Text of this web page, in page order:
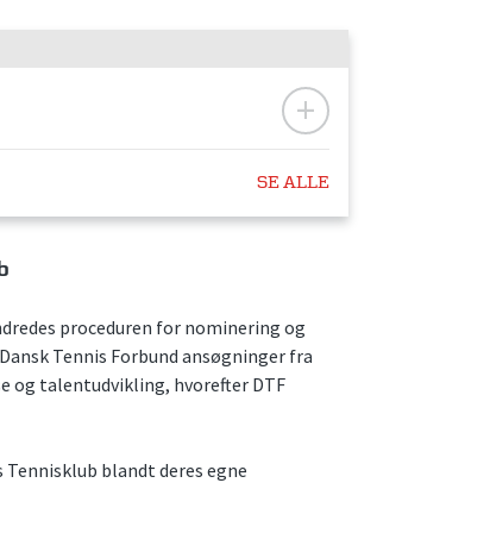
SE ALLE
proceduren for nominering og
Tennis Forbund ansøgninger fra
og talentudvikling, hvorefter DTF
blandt deres egne